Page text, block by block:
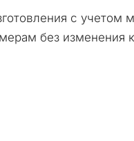
с учетом
без изменения